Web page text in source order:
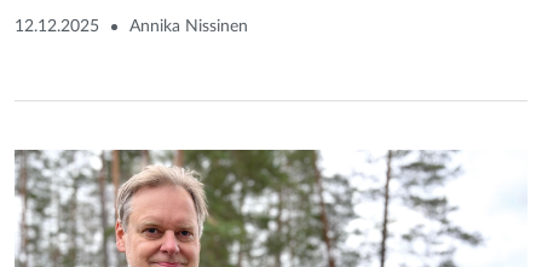
12.12.2025 Annika Nissinen